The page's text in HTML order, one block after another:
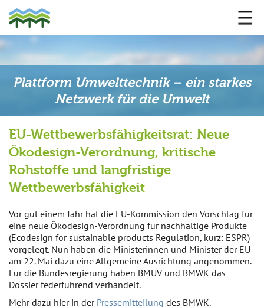
Plattform Umwelttechnik – ein starkes
Netzwerk für die Umwelt
EU-Wettbewerbsfähigkeitsrat: Neue
Ökodesign-Verordnung, kritische
Rohstoffe und langfristige
Wettbewerbsfähigkeit
Vor gut einem Jahr hat die EU-Kommission den Vorschlag für
eine neue Ökodesign-Verordnung für nachhaltige Produkte
(Ecodesign for sustainable products Regulation, kurz: ESPR)
vorgelegt. Nun haben die Ministerinnen und Minister der EU
am 22. Mai dazu eine Allgemeine Ausrichtung angenommen.
Für die Bundesregierung haben BMUV und BMWK das
Dossier federführend verhandelt.
Mehr dazu hier in der Pressemitteilung des BMWK.